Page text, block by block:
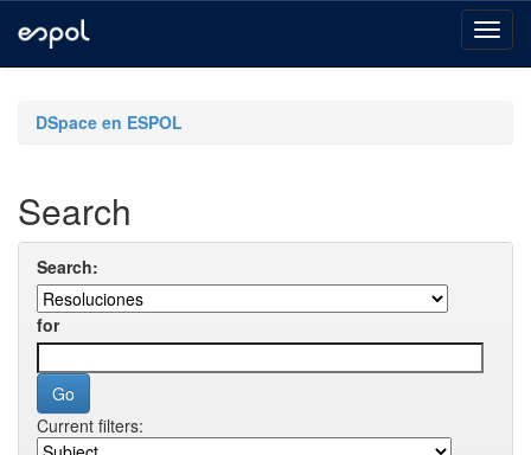
navigationDSpace en ESPOL
Search
Search:
for
Current filters: